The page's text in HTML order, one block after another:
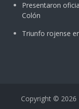
Presentaron
Colón
Triunfo rojense
Copyright © 2026